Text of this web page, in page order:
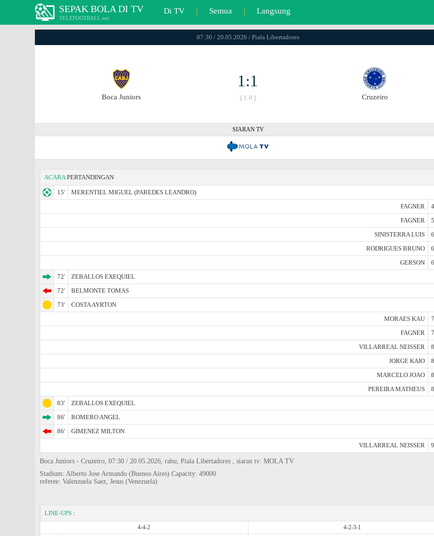
SEPAK BOLA DI TV
TELEFOOTBALL.net
Di TV | Semua | Langsung
07:30 / 20.05.2026 / Piala Libertadores
Boca Juniors
1:1
[ 1:0 ] Cruzeiro
SIARAN TV
ACARAPERTANDINGAN
15'
MERENTIEL MIGUEL (PAREDES LEANDRO)
FAGNER
FAGNER
SINISTERRA LUIS
RODRIGUES BRUNO
GERSON
72'
ZEBALLOS EXEQUIEL
72'
BELMONTE TOMAS
73'
COSTA AYRTON
MORAES KAU
FAGNER
VILLARREAL NEISSER
JORGE KAIO
MARCELO JOAO
PEREIRA MATHEUS
83'
ZEBALLOS EXEQUIEL
86'
ROMERO ANGEL
86'
GIMENEZ MILTON
VILLARREAL NEISSER
Boca Juniors - Cruzeiro, 07:30 / 20.05.2026, rabu, Piala Libertadores , siaran tv: MOLA TV
Stadium: Alberto Jose Armando (Buenos Aires) Capacity: 49000
referee: Valenzuela Saez, Jesus (Venezuela)
LINE-UPS :
4-4-2
4-2-3-1